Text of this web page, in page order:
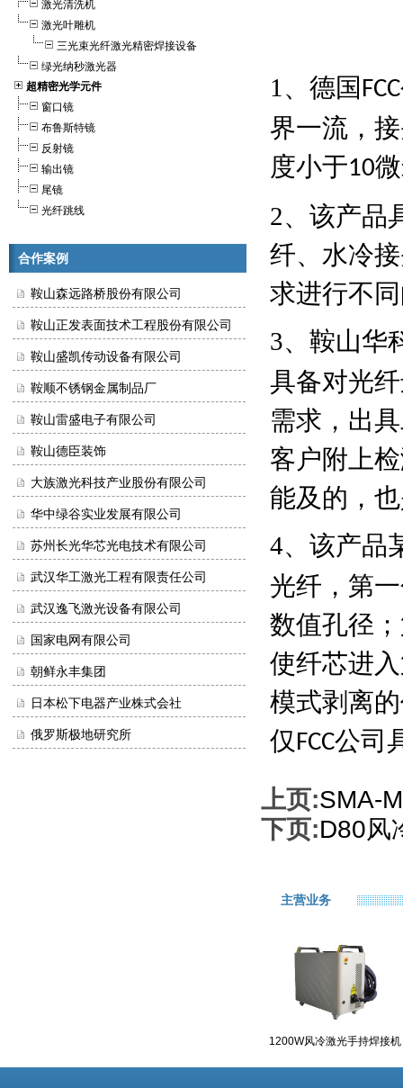
激光清洗机
激光叶雕机
三光束光纤激光精密焊接设备
绿光纳秒激光器
超精密光学元件
窗口镜
布鲁斯特镜
反射镜
输出镜
尾镜
光纤跳线
合作案例
鞍山森远路桥股份有限公司
鞍山正发表面技术工程股份有限公司
鞍山盛凯传动设备有限公司
鞍顺不锈钢金属制品厂
鞍山雷盛电子有限公司
鞍山德臣装饰
大族激光科技产业股份有限公司
华中绿谷实业发展有限公司
苏州长光华芯光电技术有限公司
武汉华工激光工程有限责任公司
武汉逸飞激光设备有限公司
国家电网有限公司
朝鲜永丰集团
日本松下电器产业株式会社
俄罗斯极地研究所
1 、德国 FCC
界一流，
度小于10
2、该产品
纤、水冷
求进行不
3、鞍山华
具备对光
需求，出
客户附上
能及的，
4、该产品
光纤，第
数值孔径
使纤芯进
模式剥离
仅 FCC公司
上页:SMA-
下页:D80风
主营业务
1200W风冷激光手持焊接机